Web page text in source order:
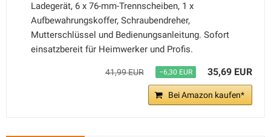
Ladegerät, 6 x 76-mm-Trennscheiben, 1 x
Aufbewahrungskoffer, Schraubendreher,
Mutterschlüssel und Bedienungsanleitung. Sofort
einsatzbereit für Heimwerker und Profis.
41,99 EUR −6,30 EUR 35,69 EUR
Bei Amazon kaufen*